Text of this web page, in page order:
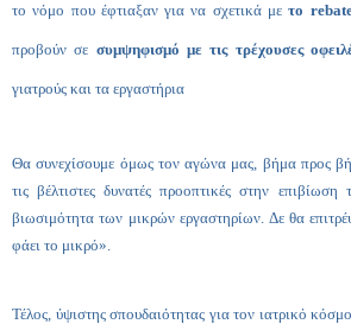
το νόμο που έφτιαξαν για να σχετικά μετο
προβούν σε συμψηφισμό με τις τρέχουσες
γιατρούς και τα εργαστήρια
Θα συνεχίσουμε όμως τον αγώνα μας, βήμα προς
τις βέλτιστες δυνατές προοπτικές στην
βιωσιμότητα των μικρών εργαστηρίων. Δε θα
φάει το μικρό».
Τέλος, ύψιστης σπουδαιότητας για τον ιατρικό